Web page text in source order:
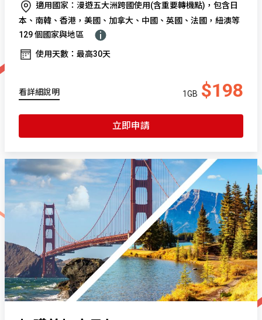
適用國家：漫遊五大洲跨國使用(含重要轉機點)，包含日
本、南韓、香港，美國、加拿大、中國、英國、法國，紐澳等
129 個國家與地區
使用天數：最高30天
看詳細說明 1GB $198
立即申請